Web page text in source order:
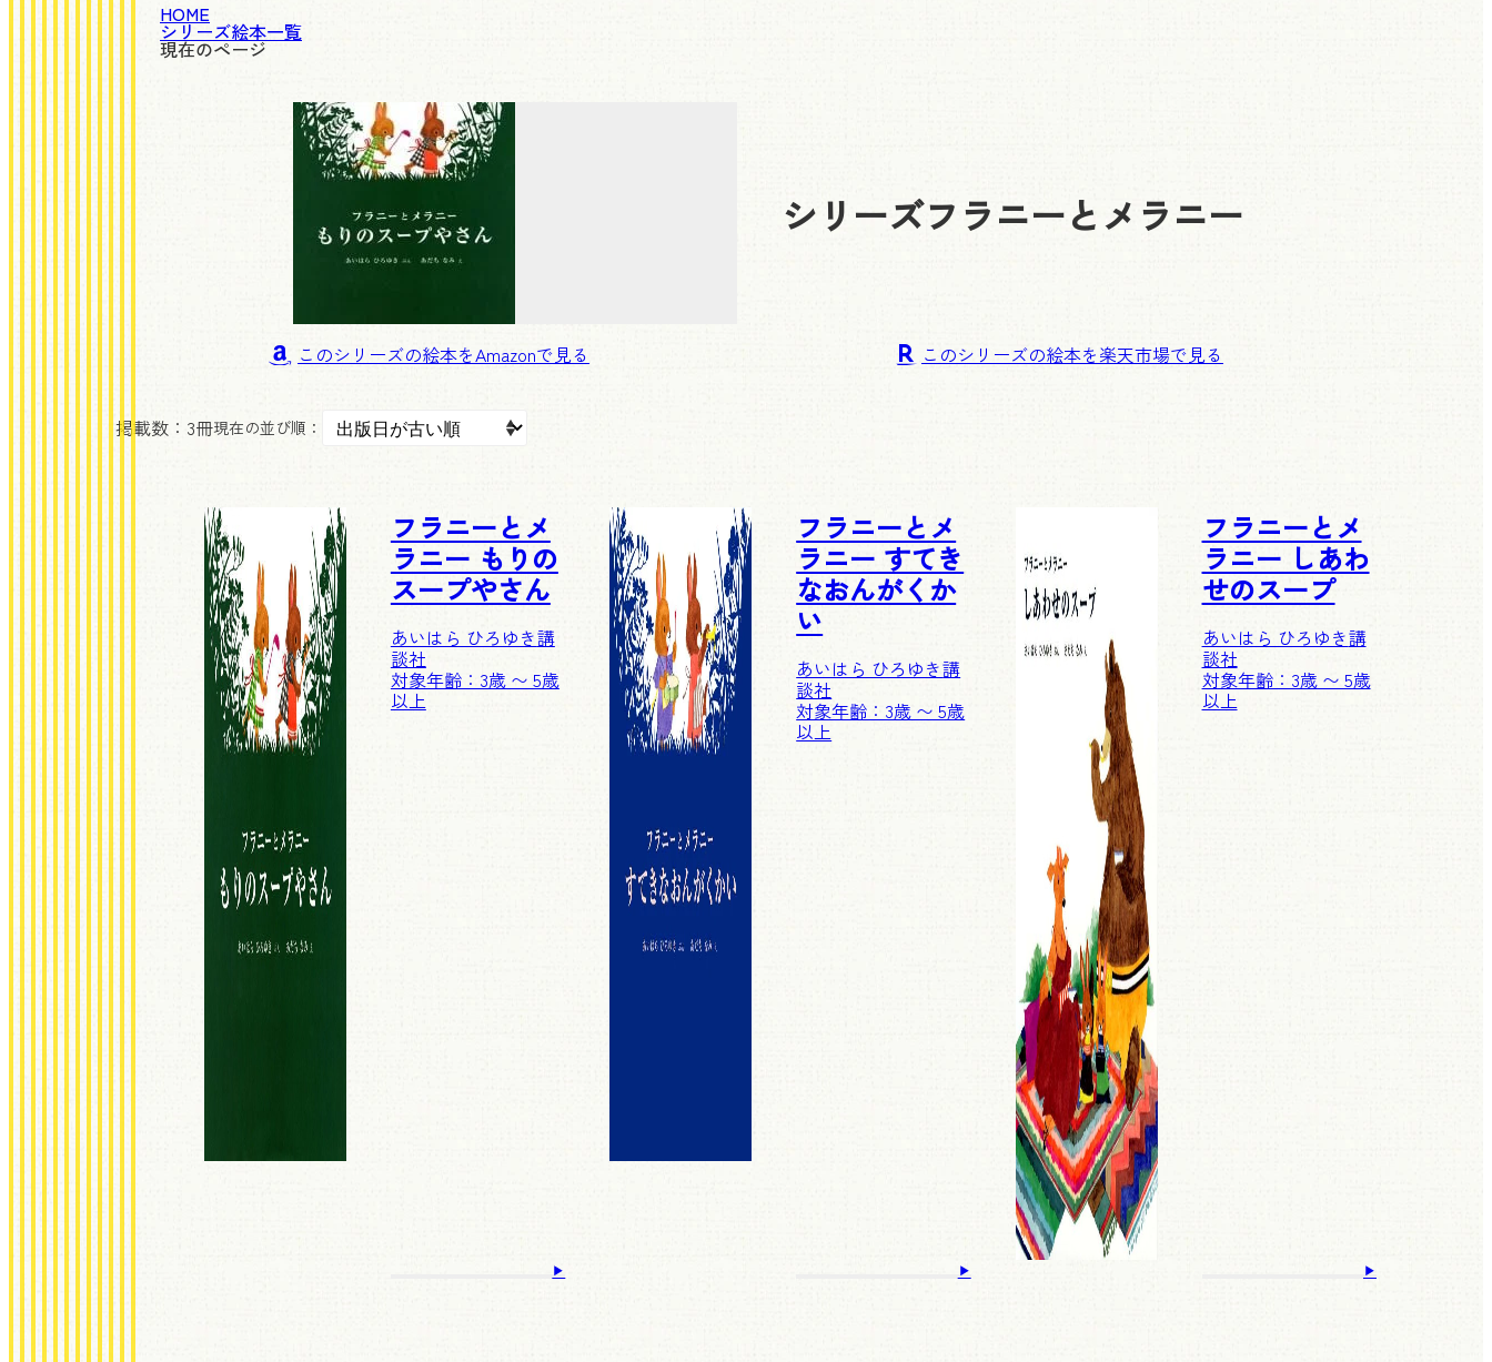
HOME
シリーズ絵本一覧
現在のページ
シリーズフラニーとメラニー
このシリーズの絵本 このシリーズの絵本
掲載数： 3冊現在の並び順：
フラニーとメ
ラニー もりの
スープやさん
あいはら ひろゆき講
談社
対象年齢：3歳 〜 5歳
以上
フラニーとメ
ラニー すてき
なおんがくか
い
あいはら ひろゆき講
談社
対象年齢：3歳 〜 5歳
以上
フラニーとメ
ラニー しあわ
せのスープ
あいはら ひろゆき講
談社
対象年齢：3歳 〜 5歳
以上